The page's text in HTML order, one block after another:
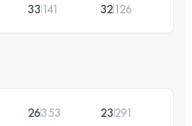
33 141 32126
26353 23291